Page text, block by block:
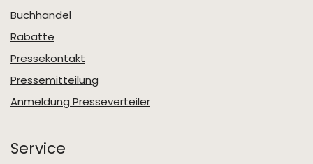
Buchhandel
Rabatte
Pressekontakt
Pressemitteilung
Anmeldung Presseverteiler
Service